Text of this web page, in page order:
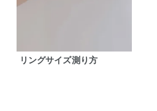
リングサイズ測り方